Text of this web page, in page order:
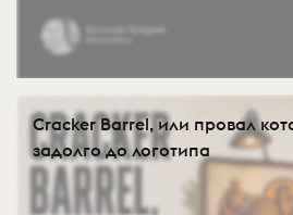
Cracker Barrel, или провал
задолго до логотипа